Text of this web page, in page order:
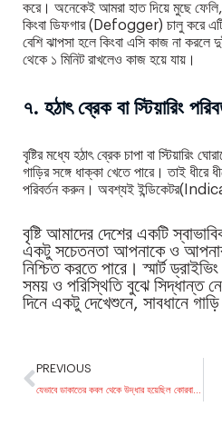
করে। অনেকেই আমরা হাত দিয়ে মুছে
কিংবা ডিফগার (Defogger) চালু করে
বেশি ঝাপসা হলে কিংবা এসি কাজ না করলে
থেকে ১ মিনিট রাখলেও কাজ হয়ে যায়।
৭. হঠাৎ ব্রেক বা স্টিয়ারিং
বৃষ্টির মধ্যে হঠাৎ ব্রেক চাপা বা স্টিয়ারিং
গাড়ির সঙ্গে ধাক্কা খেতে পারে। তাই ধীরে
পরিবর্তন করুন। অবশ্যই
বৃষ্টি আমাদের দেশের একটি
একটু সচেতনতা আপনাকে ও আপনার
নিশ্চিত করতে পারে। স্মার্ট
সময় ও পরিস্থিতি বুঝে সিদ্ধান্ত
দিনে একটু দেখেশুনে, সাবধানে গাড়ি
PREVIOUS
যেভাবে ডাকাতের কবল থেকে উদ্ধার হয়েছিল কোরবানির গরুবোঝাই ট্রাক